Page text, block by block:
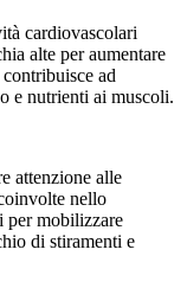
cardiovascolari
alte per aumentare
ad
e nutrienti ai muscoli.
attenzione alle
nello
per mobilizzare
di stiramenti e